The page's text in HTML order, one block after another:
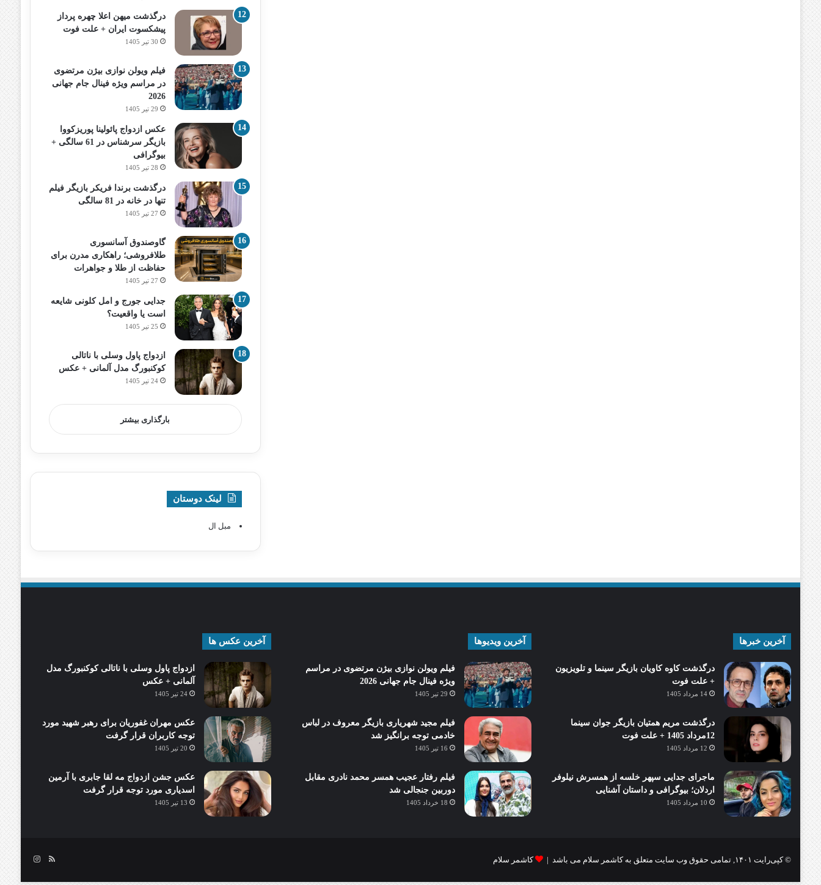
درگذشت میهن اعلا چهره پرداز
پیشکسوت ایران + علت فوت
30 تیر 1405
فیلم ویولن نوازی بیژن مرتضوی
در مراسم ویژه فینال جام جهانی
2026
29 تیر 1405
عکس ازدواج پائولینا پوریزکووا
بازیگر سرشناس در 61 سالگی +
بیوگرافی
28 تیر 1405
درگذشت برندا فریکر بازیگر فیلم
تنها در خانه در 81 سالگی
27 تیر 1405
گاوصندوق آسانسوری
طلافروشی؛ راهکاری مدرن برای
حفاظت از طلا و جواهرات
27 تیر 1405
جدایی جورج و امل کلونی شایعه
است یا واقعیت؟
25 تیر 1405
ازدواج پاول وسلی با ناتالی
کوکنبورگ مدل آلمانی + عکس
24 تیر 1405
بارگذاری بیشتر
لینک دوستان
مبل ال
آخرین خبرها
درگذشت کاوه کاویان بازیگر سینما و تلویزیون
+ علت فوت
14 مرداد 1405
درگذشت مریم همتیان بازیگر جوان سینما
12مرداد 1405 + علت فوت
12 مرداد 1405
ماجرای جدایی سپهر خلسه از همسرش نیلوفر
اردلان؛ بیوگرافی و داستان آشنایی
10 مرداد 1405
آخرین ویدیوها
فیلم ویولن نوازی بیژن مرتضوی در مراسم
ویژه فینال جام جهانی 2026
29 تیر 1405
فیلم مجید شهریاری بازیگر معروف در لباس
خادمی توجه برانگیز شد
16 تیر 1405
فیلم رفتار عجیب همسر محمد نادری مقابل
دوربین جنجالی شد
18 خرداد 1405
آخرین عکس ها
ازدواج پاول وسلی با ناتالی کوکنبورگ مدل
آلمانی + عکس
24 تیر 1405
عکس مهران غفوریان برای رهبر شهید مورد
توجه کاربران قرار گرفت
20 تیر 1405
عکس جشن ازدواج مه لقا جابری با آرمین
اسدیاری مورد توجه قرار گرفت
13 تیر 1405
© کپی‌رایت ۱۴۰۱, تمامی حقوق وب سایت متعلق به کاشمر سلام می باشد | کاشمر سلام خوراکاینستاگرام